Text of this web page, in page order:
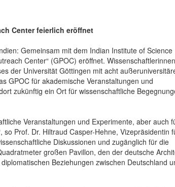
Center feierlich eröffnet
Gemeinsam mit dem Indian Institute of Science
Center“ (GPOC) eröffnet. Wissenschaftlerinnen
der Universität Göttingen mit acht
GPOC für akademische Veranstaltungen und
zukünftig ein Ort für wissenschaftliche
Veranstaltungen und Experimente, aber auch
Prof. Dr. Hiltraud Casper-Hehne, Vizepräsidentin
Diskussionen und zugänglich für die
großen Pavillon, den der deutsche
Beziehungen zwischen Deutschland